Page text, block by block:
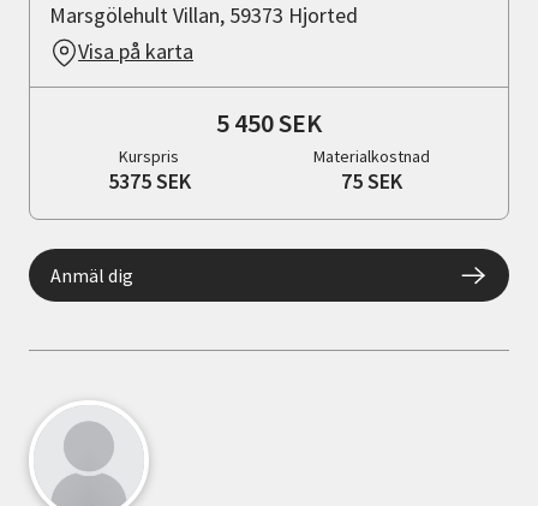
Marsgölehult Villan, 59373 Hjorted
Visa på karta
5 450 SEK
Kurspris
5375 SEK
Materialkostnad
75 SEK
Anmäl dig